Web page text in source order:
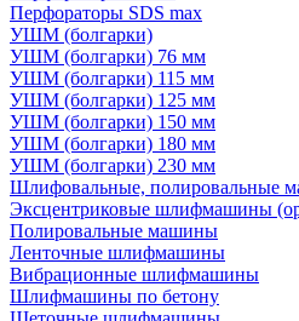
Перфораторы SDS max
УШМ (болгарки)
УШМ (болгарки) 76 мм
УШМ (болгарки) 115 мм
УШМ (болгарки) 125 мм
УШМ (болгарки) 150 мм
УШМ (болгарки) 180 мм
УШМ (болгарки) 230 мм
Шлифовальные, полировальные
Эксцентриковые шлифмашины
Полировальные машины
Ленточные шлифмашины
Вибрационные шлифмашины
Шлифмашины по бетону